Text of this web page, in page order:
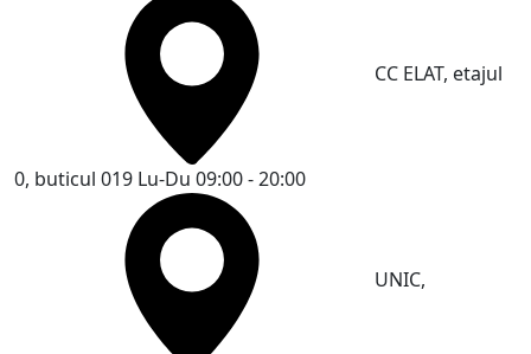
CC ELAT, etajul
0, buticul 019 Lu-Du 09:00 - 20:00
UNIC,